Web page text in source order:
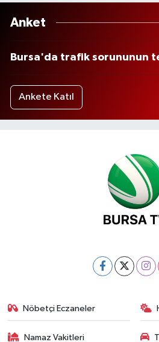
Anket
Bursa'da trafik sorununun
Ankete Katıl
Nöbetçi Eczaneler
Namaz Vakitleri